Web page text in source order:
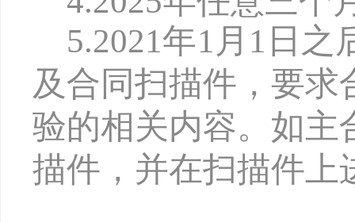
5.2021年1月1日之
及合同扫描件，要
验的相关内容。如主
描件，并在扫描件上